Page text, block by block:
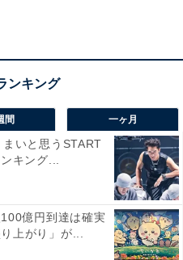
る疑惑を抱く面々。ひょ
向けられるが、鷲津は信
す。
り、選挙戦を邪魔する人物
祐）だと突き止めます。泰
っているのか問うも、「初
自分が個人的にやっている
間 一ヶ月
まいと思うSTART
キング...
100億円到達は確実
上がり」が...